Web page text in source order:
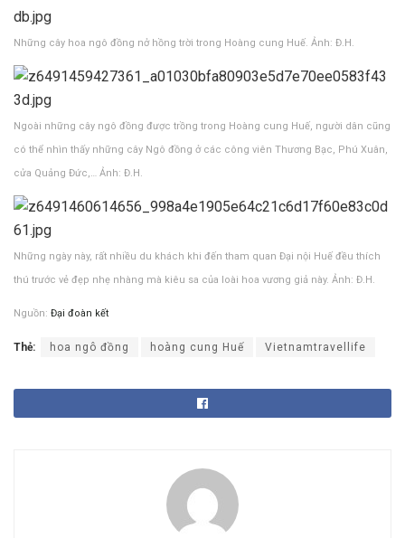
Những cây hoa ngô đồng nở hồng trời trong Hoàng cung Huế. Ảnh: Đ.H.
Ngoài những cây ngô đồng được trồng trong Hoàng cung Huế, người dân cũng
có thể nhìn thấy những cây Ngô đồng ở các công viên Thương Bạc, Phú Xuân,
cửa Quảng Đức,… Ảnh: Đ.H.
Những ngày này, rất nhiều du khách khi đến tham quan Đại nội Huế đều thích
thú trước vẻ đẹp nhẹ nhàng mà kiêu sa của loài hoa vương giả này. Ảnh: Đ.H.
Nguồn: Đại đoàn kết
Thẻ: hoa ngô đồng hoàng cung Huế Vietnamtravellife